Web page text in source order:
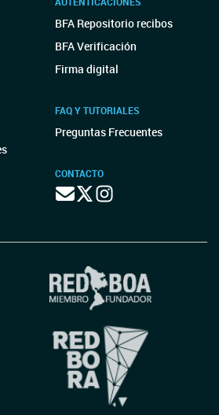
BFA Repositorio recibos
BFA Verificación
Firma digital
FAQ Y TUTORIALES
Preguntas Frecuentes
CONTACTO